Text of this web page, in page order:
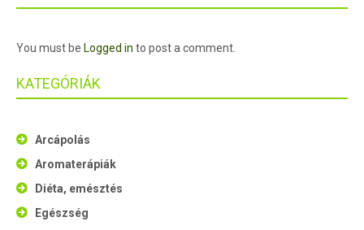
You must be Logged in to post a comment.
KATEGÓRIÁK
Arcápolás
Aromaterápiák
Diéta, emésztés
Egészség